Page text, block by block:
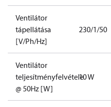
Ventilátor
tápellátása
[V/Ph/Hz]
230/1/50
Ventilátor
teljesítményfelvétele
@ 50Hz [W]
10 W